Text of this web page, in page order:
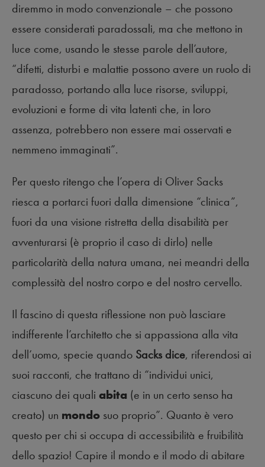
diremmo in modo convenzionale – che possono
essere considerati paradossali, ma che mettono in
luce come, usando le stesse parole dell’autore,
“difetti, disturbi e malattie possono avere un ruolo di
paradosso, portando alla luce risorse, sviluppi,
evoluzioni e forme di vita latenti che, in loro
assenza, potrebbero non essere mai osservati e
nemmeno immaginati”.
Per questo ritengo che l’opera di Oliver Sacks
riesca a portarci fuori dalla dimensione “clinica”,
fuori da una visione ristretta della disabilità per
avventurarsi (è proprio il caso di dirlo) nelle
particolarità della natura umana, nei meandri della
complessità del nostro corpo e del nostro cervello.
Il fascino di questa riflessione non può lasciare
indifferente l’architetto che si appassiona alla vita
dell’uomo, specie quando Sacks dice, riferendosi ai
suoi racconti, che trattano di “individui unici,
ciascuno dei quali abita (e in un certo senso ha
creato) un mondo suo proprio”. Quanto è vero
questo per chi si occupa di accessibilità e fruibilità
dello spazio! Capire il mondo e il modo di abitare